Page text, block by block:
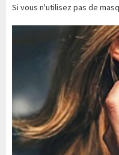
Si vous n'utilisez pas de